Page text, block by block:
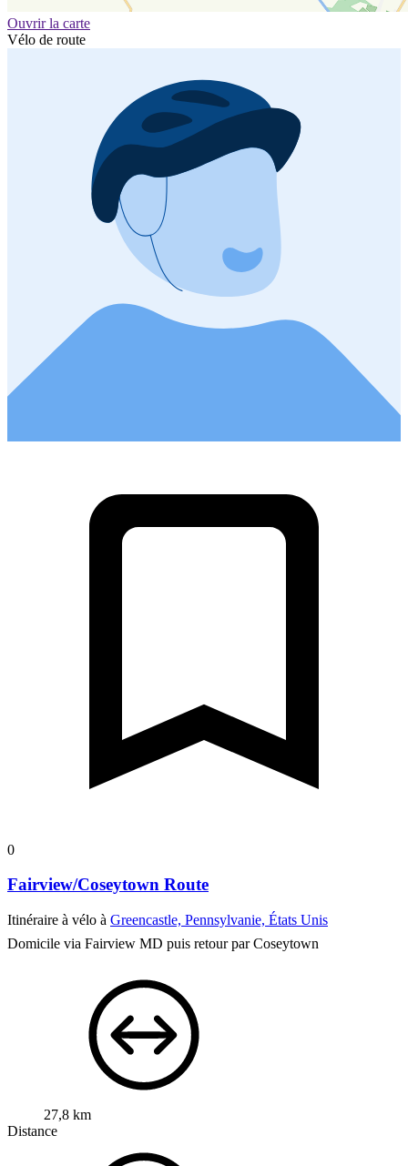
Ouvrir la carte
Vélo de route
0
Fairview/Coseytown Route
Itinéraire à vélo à Greencastle, Pennsylvanie, États Unis
Domicile via Fairview MD puis retour par Coseytown
27,8 km
Distance